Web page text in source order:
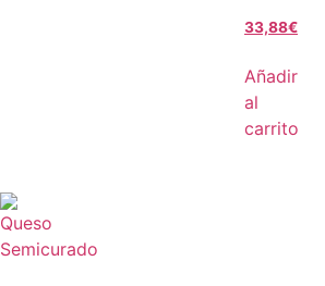
33,88€
Añadir
al
carrito